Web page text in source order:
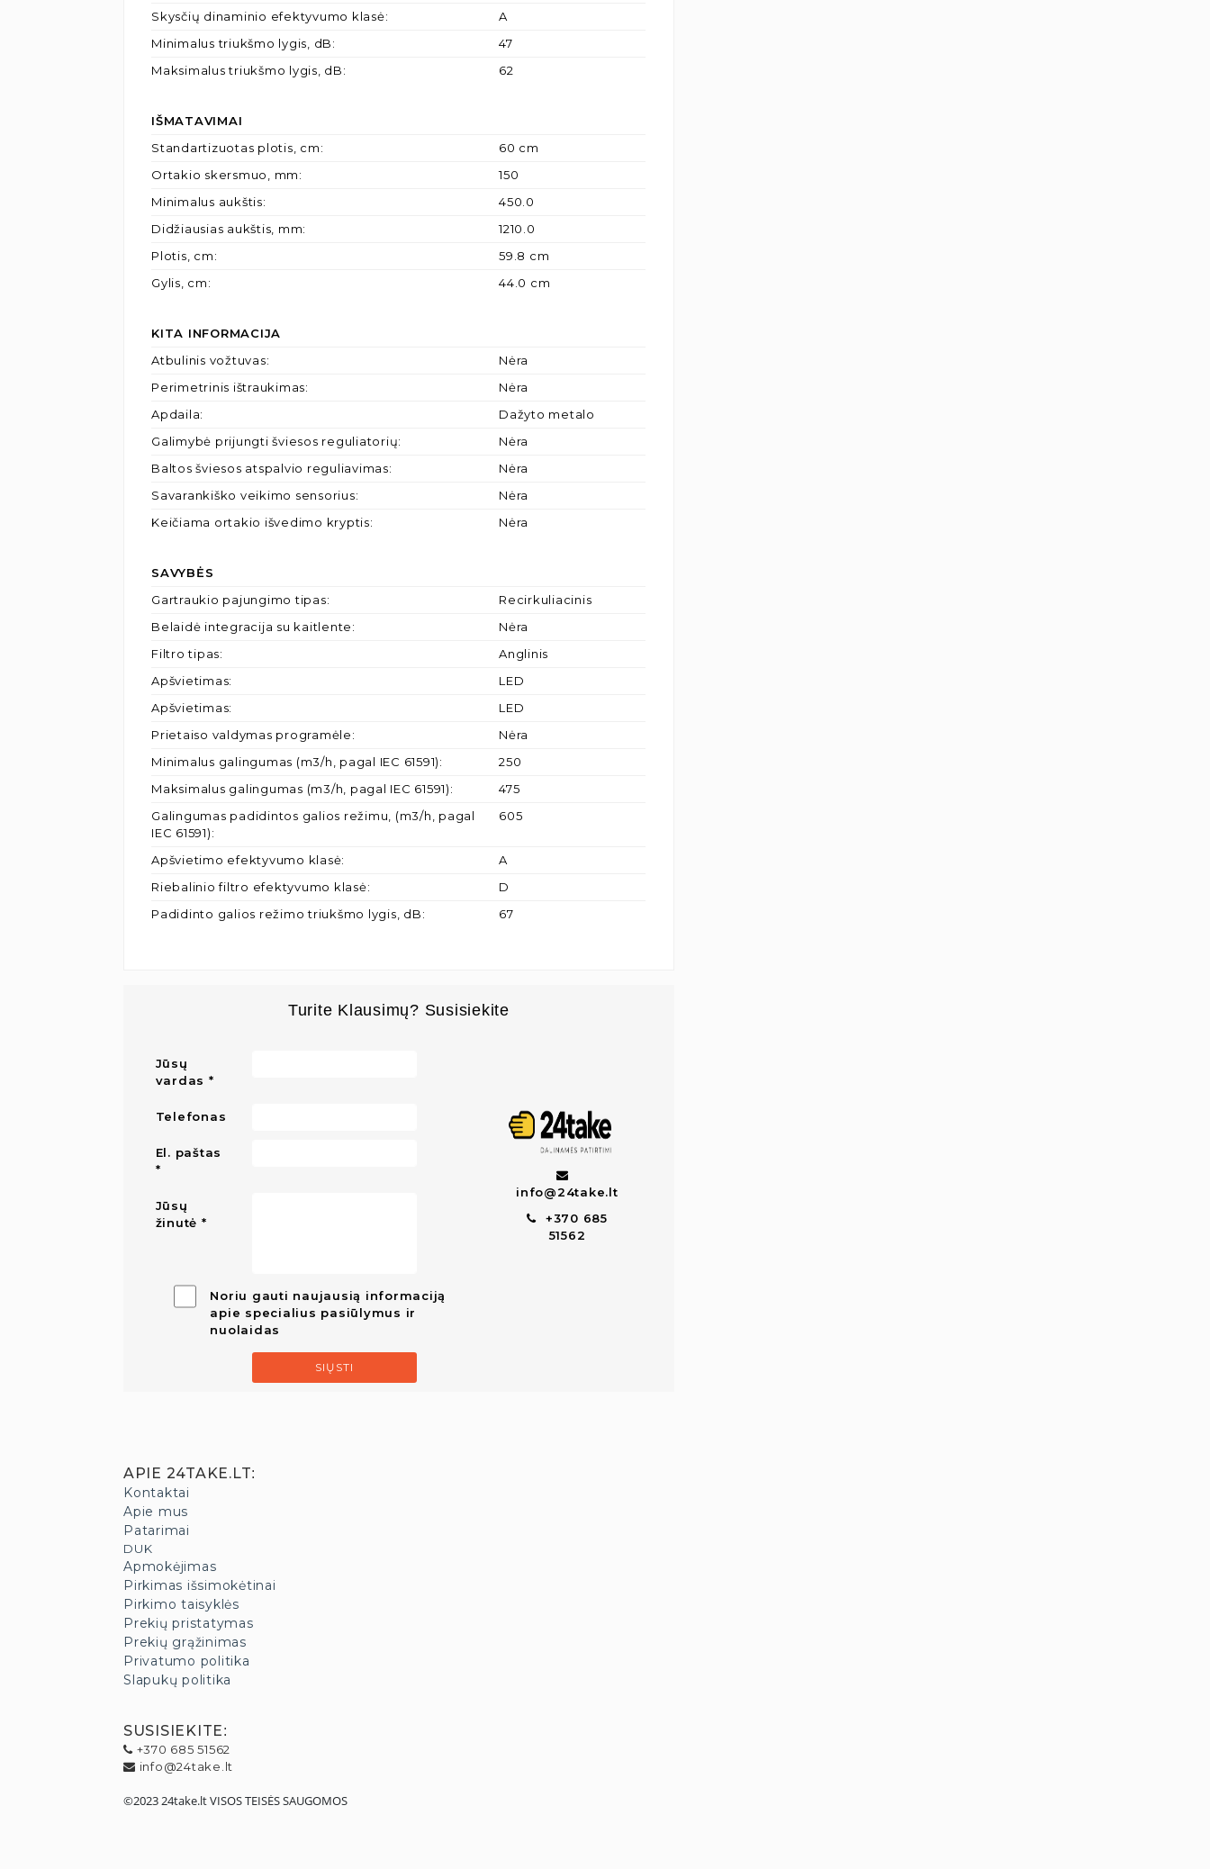
Skysčių dinaminio efektyvumo klasė:
A
Minimalus triukšmo lygis, dB:
47
Maksimalus triukšmo lygis, dB: 62
IŠMATAVIMAI
Standartizuotas plotis, cm:
60 cm
Ortakio skersmuo, mm:
150
Minimalus aukštis:
450.0
Didžiausias aukštis, mm:
1210.0
Plotis, cm:
59.8 cm
Gylis, cm: 44.0 cm
KITA INFORMACIJA
Atbulinis vožtuvas:
Nėra
Perimetrinis ištraukimas:
Nėra
Apdaila:
Dažyto metalo
Galimybė prijungti šviesos reguliatorių:
Nėra
Baltos šviesos atspalvio reguliavimas:
Nėra
Savarankiško veikimo sensorius:
Nėra
Keičiama ortakio išvedimo kryptis: Nėra
SAVYBĖS
Gartraukio pajungimo tipas:
Recirkuliacinis
Belaidė integracija su kaitlente:
Nėra
Filtro tipas:
Anglinis
Apšvietimas:
LED
Apšvietimas:
LED
Prietaiso valdymas programėle:
Nėra
Minimalus galingumas (m3/h, pagal IEC 61591):
250
Maksimalus galingumas (m3/h, pagal IEC 61591):
475
Galingumas padidintos galios režimu, (m3/h, pagal
IEC 61591):
605
Apšvietimo efektyvumo klasė:
A
Riebalinio filtro efektyvumo klasė:
D
Padidinto galios režimo triukšmo lygis, dB: 67
Turite Klausimų? Susisiekite
Jūsų
vardas
Telefonas
El. paštas
Jūsų
žinutė
Noriu gauti naujausią informaciją
apie specialius pasiūlymus ir
nuolaidas
SIŲSTI
info@24take.lt
+370 685
51562
APIE 24TAKE.LT:
Kontaktai
Apie mus
Patarimai
DUK
Apmokėjimas
Pirkimas išsimokėtinai
Pirkimo taisyklės
Prekių pristatymas
Prekių grąžinimas
Privatumo politika
Slapukų politika
SUSISIEKITE:
+370 685 51562
info@24take.lt
©2023 24take.lt VISOS TEISĖS SAUGOMOS